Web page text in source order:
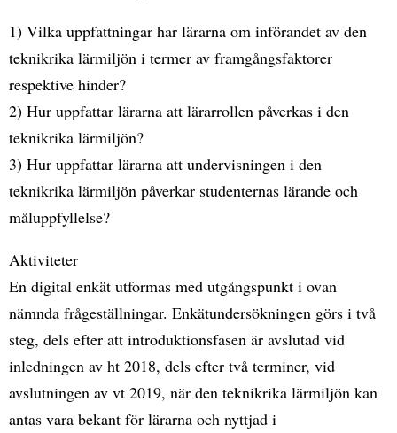
1) Vilka uppfattningar har lärarna om införandet av den
teknikrika lärmiljön i termer av framgångsfaktorer
respektive hinder?
2) Hur uppfattar lärarna att lärarrollen påverkas i den
teknikrika lärmiljön?
3) Hur uppfattar lärarna att undervisningen i den
teknikrika lärmiljön påverkar studenternas lärande och
måluppfyllelse?
Aktiviteter
En digital enkät utformas med utgångspunkt i ovan
nämnda frågeställningar. Enkätundersökningen görs i två
steg, dels efter att introduktionsfasen är avslutad vid
inledningen av ht 2018, dels efter två terminer, vid
avslutningen av vt 2019, när den teknikrika lärmiljön kan
antas vara bekant för lärarna och nyttjad i